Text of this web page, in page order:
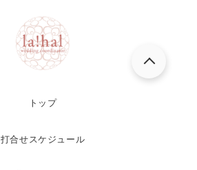
トップ
打合せスケジュール